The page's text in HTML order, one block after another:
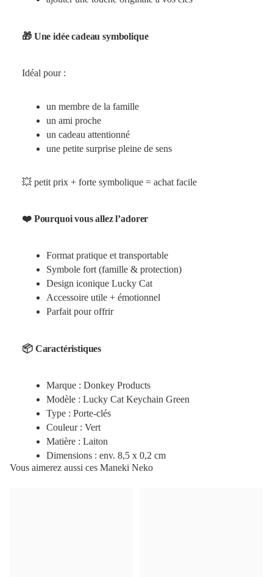
🎁 Une idée cadeau symbolique
Idéal pour :
un membre de la famille
un ami proche
un cadeau attentionné
une petite surprise pleine de sens
💥 petit prix + forte symbolique = achat facile
❤️ Pourquoi vous allez l’adorer
Format pratique et transportable
Symbole fort (famille & protection)
Design iconique Lucky Cat
Accessoire utile + émotionnel
Parfait pour offrir
📦 Caractéristiques
Marque : Donkey Products
Modèle : Lucky Cat Keychain Green
Type : Porte-clés
Couleur : Vert
Matière : Laiton
Dimensions : env. 8,5 x 0,2 cm
Vous aimerez aussi ces Maneki Neko